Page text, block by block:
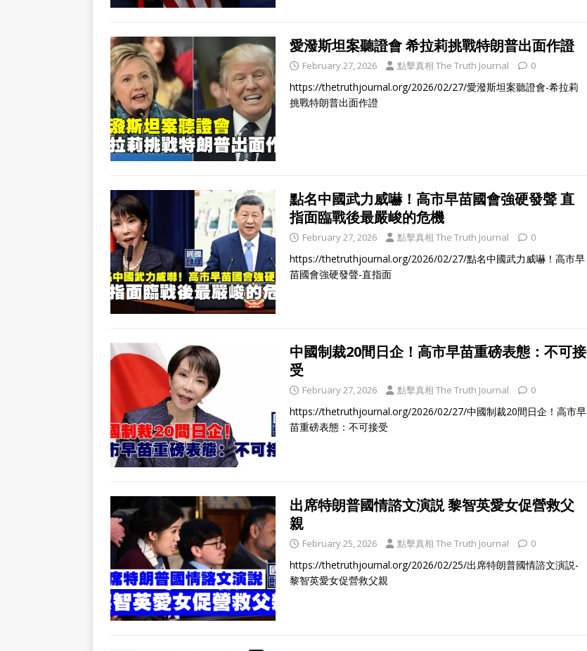
愛潑斯坦案聽證會 希拉莉挑戰特朗普出面作證
February 27, 2026 點擊真相 The Truth Journal 0
https://thetruthjournal.org/2026/02/27/愛潑斯坦案聽證會-希拉莉
挑戰特朗普出面作證
點名中國武力威嚇！高市早苗國會強硬發聲 直
指面臨戰後最嚴峻的危機
February 27, 2026 點擊真相 The Truth Journal 0
https://thetruthjournal.org/2026/02/27/點名中國武力威嚇！高市早
苗國會強硬發聲-直指面
中國制裁20間日企！高市早苗重磅表態：不可接
受
February 27, 2026 點擊真相 The Truth Journal 0
https://thetruthjournal.org/2026/02/27/中國制裁20間日企！高市早
苗重磅表態：不可接受
出席特朗普國情諮文演説 黎智英愛女促營救父
親
February 25, 2026 點擊真相 The Truth Journal 0
https://thetruthjournal.org/2026/02/25/出席特朗普國情諮文演説-
黎智英愛女促營救父親